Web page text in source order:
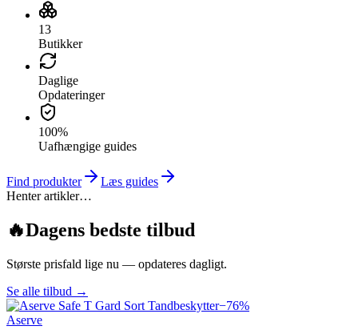
13
Butikker
Daglige
Opdateringer
100%
Uafhængige guides
Find produkter
Læs guides
Henter artikler…
🔥Dagens bedste tilbud
Største prisfald lige nu — opdateres dagligt.
Se alle tilbud →
−76%
Aserve